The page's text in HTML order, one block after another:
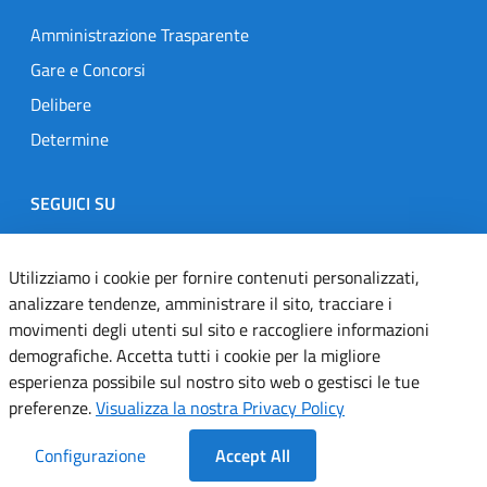
Amministrazione Trasparente
Gare e Concorsi
Delibere
Determine
SEGUICI SU
Designers Italia
TwitterInstagramYoutubeLinkedin
Dichiarazione di accessibilità
Informativa cookie
Utilizziamo i cookie per fornire contenuti personalizzati,
analizzare tendenze, amministrare il sito, tracciare i
movimenti degli utenti sul sito e raccogliere informazioni
demografiche. Accetta tutti i cookie per la migliore
esperienza possibile sul nostro sito web o gestisci le tue
preferenze.Visualizza la nostra Privacy Policy
Configurazione
Accept All